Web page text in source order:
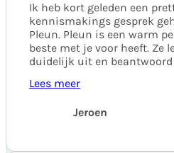
Ik heb kort geleden een
kennismakings gesprek
Pleun. Pleun is een warm
beste met je voor heeft. Ze
duidelijk uit en beantwoord
Lees meer
Jeroen